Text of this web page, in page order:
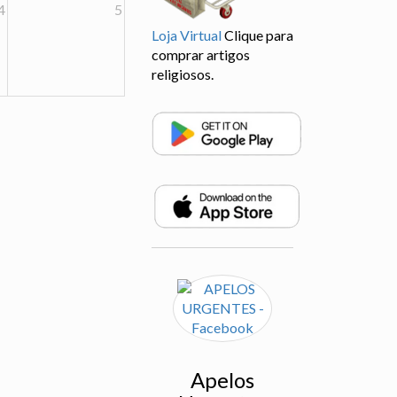
5
Loja VirtualClique para
comprar artigos
religiosos.
Apelos